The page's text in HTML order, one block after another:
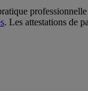
. Les attestations de